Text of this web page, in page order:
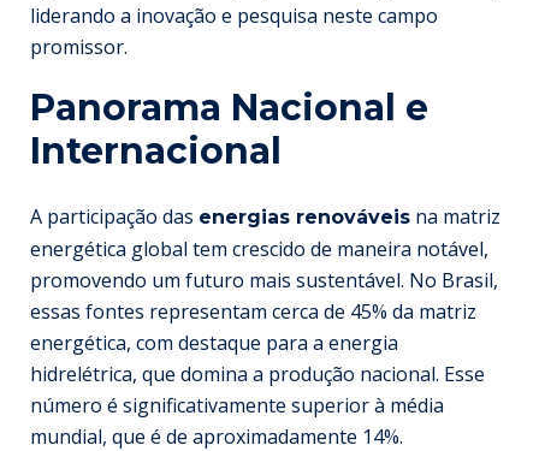
liderando a inovação e pesquisa neste campo
promissor.
Panorama Nacional e
Internacional
A participação das energias renováveis na matriz
energética global tem crescido de maneira notável,
promovendo um futuro mais sustentável. No Brasil,
essas fontes representam cerca de 45% da matriz
energética, com destaque para a energia
hidrelétrica, que domina a produção nacional. Esse
número é significativamente superior à média
mundial, que é de aproximadamente 14%.